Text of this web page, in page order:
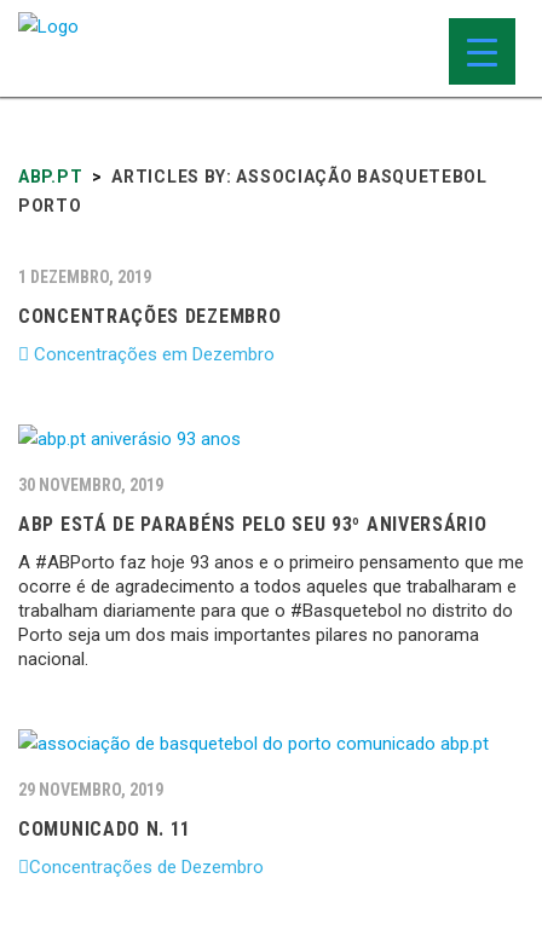
ABP.PT > ARTICLES BY: ASSOCIAÇÃO BASQUETEBOL
PORTO
1 DEZEMBRO, 2019
CONCENTRAÇÕES DEZEMBRO
Concentrações em Dezembro
30 NOVEMBRO, 2019
ABP ESTÁ DE PARABÉNS PELO SEU 93º ANIVERSÁRIO
A #ABPorto faz hoje 93 anos e o primeiro pensamento que me
ocorre é de agradecimento a todos aqueles que trabalharam e
trabalham diariamente para que o #Basquetebol no distrito do
Porto seja um dos mais importantes pilares no panorama
nacional.
29 NOVEMBRO, 2019
COMUNICADO N. 11
Concentrações de Dezembro